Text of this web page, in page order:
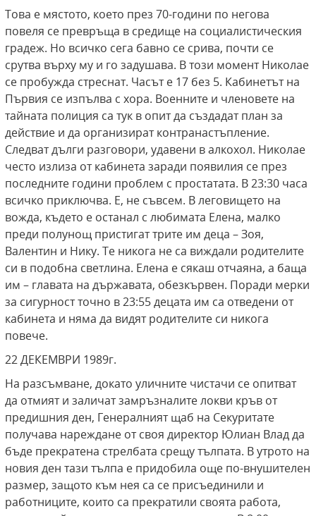
Това е мястото, което през 70-години по негова
повеля се превръща в средище на социалистическия
градеж. Но всичко сега бавно се срива, почти се
срутва върху му и го задушава. В този момент Николае
се пробужда стреснат. Часът е 17 без 5. Кабинетът на
Първия се изпълва с хора. Военните и членовете на
тайната полиция са тук в опит да създадат план за
действие и да организират контранастъпление.
Следват дълги разговори, удавени в алкохол. Николае
често излиза от кабинета заради появилия се през
последните години проблем с простатата. В 23:30 часа
всичко приключва. Е, не съвсем. В леговището на
вожда, където е останал с любимата Елена, малко
преди полунощ пристигат трите им деца – Зоя,
Валентин и Нику. Те никога не са виждали родителите
си в подобна светлина. Елена е сякаш отчаяна, а баща
им – главата на държавата, обезкървен. Поради мерки
за сигурност точно в 23:55 децата им са отведени от
кабинета и няма да видят родителите си никога
повече.
22 ДЕКЕМВРИ 1989г.
На разсъмване, докато уличните чистачи се опитват
да отмият и заличат замръзналите локви кръв от
предишния ден, Генералният щаб на Секуритате
получава нареждане от своя директор Юлиан Влад да
бъде прекратена стрелбата срещу тълпата. В утрото на
новия ден тази тълпа е придобила още по-внушителен
размер, защото към нея са се присъединили и
работниците, които са прекратили своята работа,